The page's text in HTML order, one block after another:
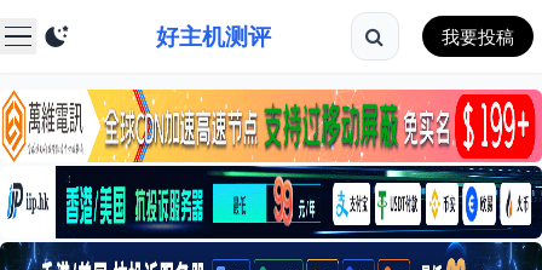
好主机测评 我要投稿